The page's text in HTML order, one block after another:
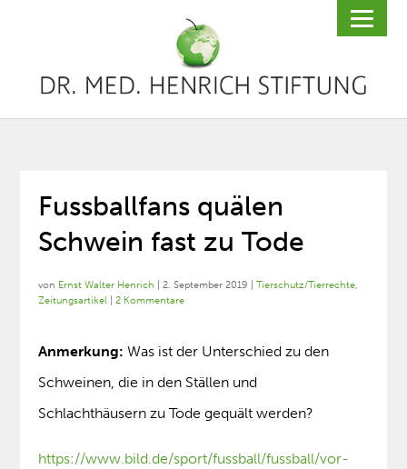
Fussballfans quälen
Schwein fast zu Tode
von Ernst Walter Henrich |2. September 2019 |Tierschutz/Tierrechte,
Zeitungsartikel |2 Kommentare
Anmerkung: Was ist der Unterschied zu den
Schweinen, die in den Ställen und
Schlachthäusern zu Tode gequält werden?
https://www.bild.de/sport/fussball/fussball/vor-